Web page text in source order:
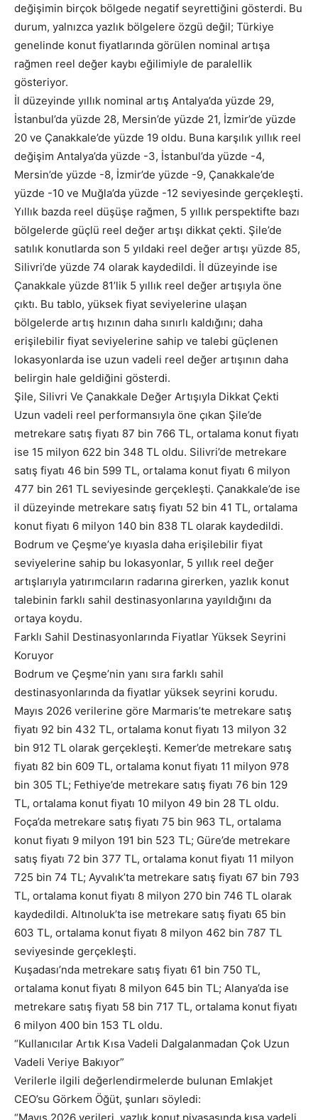
değişimin birçok bölgede negatif seyrettiğini gösterdi. Bu
durum, yalnızca yazlık bölgelere özgü değil; Türkiye
genelinde konut fiyatlarında görülen nominal artışa
rağmen reel değer kaybı eğilimiyle de paralellik
gösteriyor.
İl düzeyinde yıllık nominal artış Antalya’da yüzde 29,
İstanbul’da yüzde 28, Mersin’de yüzde 21, İzmir’de yüzde
20 ve Çanakkale’de yüzde 19 oldu. Buna karşılık yıllık reel
değişim Antalya’da yüzde -3, İstanbul’da yüzde -4,
Mersin’de yüzde -8, İzmir’de yüzde -9, Çanakkale’de
yüzde -10 ve Muğla’da yüzde -12 seviyesinde gerçekleşti.
Yıllık bazda reel düşüşe rağmen, 5 yıllık perspektifte bazı
bölgelerde güçlü reel değer artışı dikkat çekti. Şile’de
satılık konutlarda son 5 yıldaki reel değer artışı yüzde 85,
Silivri’de yüzde 74 olarak kaydedildi. İl düzeyinde ise
Çanakkale yüzde 81’lik 5 yıllık reel değer artışıyla öne
çıktı. Bu tablo, yüksek fiyat seviyelerine ulaşan
bölgelerde artış hızının daha sınırlı kaldığını; daha
erişilebilir fiyat seviyelerine sahip ve talebi güçlenen
lokasyonlarda ise uzun vadeli reel değer artışının daha
belirgin hale geldiğini gösterdi.
Şile, Silivri Ve Çanakkale Değer Artışıyla Dikkat Çekti
Uzun vadeli reel performansıyla öne çıkan Şile’de
metrekare satış fiyatı 87 bin 766 TL, ortalama konut fiyatı
ise 15 milyon 622 bin 348 TL oldu. Silivri’de metrekare
satış fiyatı 46 bin 599 TL, ortalama konut fiyatı 6 milyon
477 bin 261 TL seviyesinde gerçekleşti. Çanakkale’de ise
il düzeyinde metrekare satış fiyatı 52 bin 41 TL, ortalama
konut fiyatı 6 milyon 140 bin 838 TL olarak kaydedildi.
Bodrum ve Çeşme’ye kıyasla daha erişilebilir fiyat
seviyelerine sahip bu lokasyonlar, 5 yıllık reel değer
artışlarıyla yatırımcıların radarına girerken, yazlık konut
talebinin farklı sahil destinasyonlarına yayıldığını da
ortaya koydu.
Farklı Sahil Destinasyonlarında Fiyatlar Yüksek Seyrini
Koruyor
Bodrum ve Çeşme’nin yanı sıra farklı sahil
destinasyonlarında da fiyatlar yüksek seyrini korudu.
Mayıs 2026 verilerine göre Marmaris’te metrekare satış
fiyatı 92 bin 432 TL, ortalama konut fiyatı 13 milyon 32
bin 912 TL olarak gerçekleşti. Kemer’de metrekare satış
fiyatı 82 bin 609 TL, ortalama konut fiyatı 11 milyon 978
bin 305 TL; Fethiye’de metrekare satış fiyatı 76 bin 129
TL, ortalama konut fiyatı 10 milyon 49 bin 28 TL oldu.
Foça’da metrekare satış fiyatı 75 bin 963 TL, ortalama
konut fiyatı 9 milyon 191 bin 523 TL; Güre’de metrekare
satış fiyatı 72 bin 377 TL, ortalama konut fiyatı 11 milyon
725 bin 74 TL; Ayvalık’ta metrekare satış fiyatı 67 bin 793
TL, ortalama konut fiyatı 8 milyon 270 bin 746 TL olarak
kaydedildi. Altınoluk’ta ise metrekare satış fiyatı 65 bin
603 TL, ortalama konut fiyatı 8 milyon 462 bin 787 TL
seviyesinde gerçekleşti.
Kuşadası’nda metrekare satış fiyatı 61 bin 750 TL,
ortalama konut fiyatı 8 milyon 645 bin TL; Alanya’da ise
metrekare satış fiyatı 58 bin 717 TL, ortalama konut fiyatı
6 milyon 400 bin 153 TL oldu.
“Kullanıcılar Artık Kısa Vadeli Dalgalanmadan Çok Uzun
Vadeli Veriye Bakıyor”
Verilerle ilgili değerlendirmelerde bulunan Emlakjet
CEO’su Görkem Öğüt, şunları söyledi: